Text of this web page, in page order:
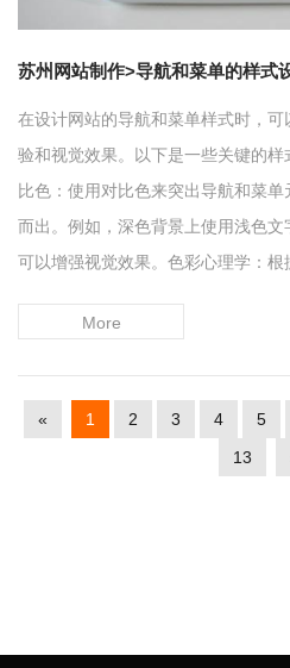
苏州网站制作>导航和菜单的样式
在设计网站的导航和菜单样式时，
验和视觉效果。以下是一些关键的
比色：使用对比色来突出导航和菜
而出。例如，深色背景上使用浅色
可以增强视觉效果。色彩心理学：根
More
« 1 2 3 4 5
13